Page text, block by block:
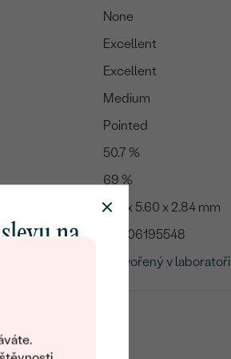
None
Excellent
Excellent
Medium
Pointed
50.7 %
69 %
9.18 x 5.60 x 2.84 mm
LG506195548
Vytvořený v laboratoři
na
Eppi.
obratem